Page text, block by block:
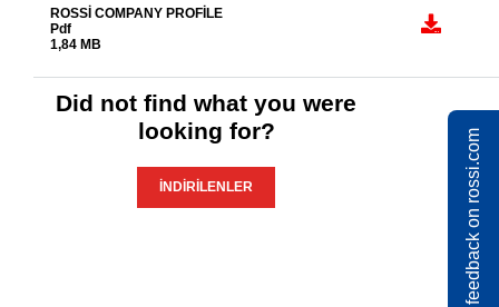
ROSSI COMPANY PROFILE
Pdf
1,84 MB
Did not find what you were
looking for?
İNDIRILENLER Share feedback on rossi.com